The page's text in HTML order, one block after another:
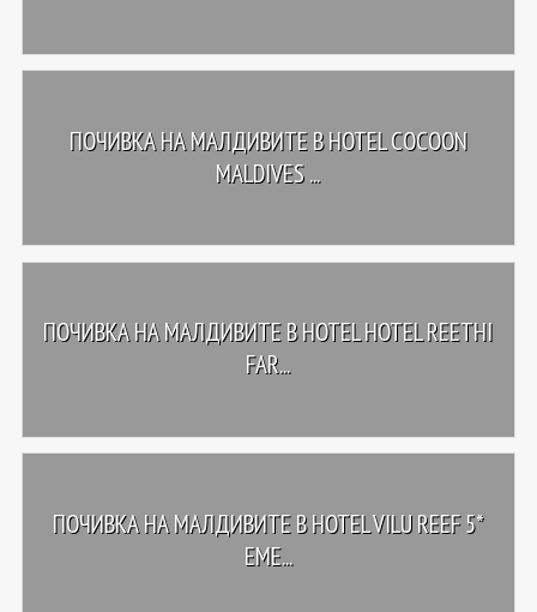
ПОЧИВКА НА МАЛДИВИТЕ В HOTEL COCOON
MALDIVES ...
ПОЧИВКА НА МАЛДИВИТЕ В HOTEL HOTEL REETHI
FAR...
ПОЧИВКА НА МАЛДИВИТЕ В HOTEL VILU REEF 5*
EME...